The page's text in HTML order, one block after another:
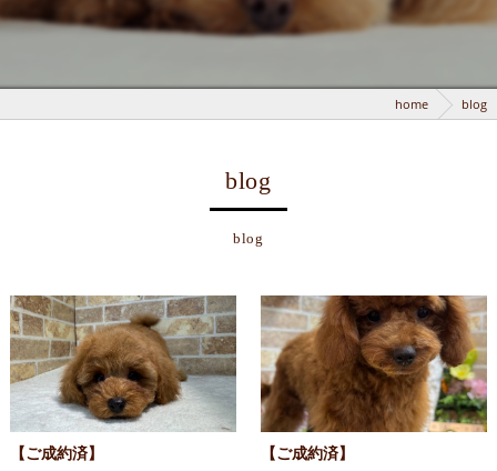
home blog
blog
blog
【ご成約済】 【ご成約済】